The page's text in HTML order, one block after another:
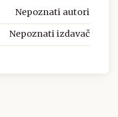
Nepoznati autori
Nepoznati izdavač